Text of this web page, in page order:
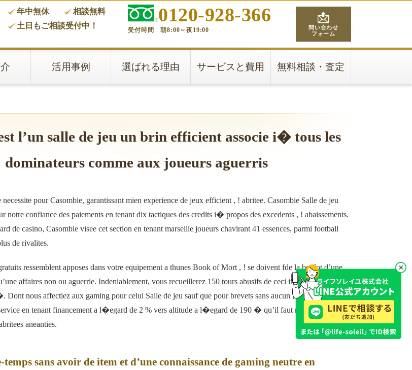
年中無休
相談無料
土日もご相談受付中！
0120-928-366
受付時間 朝8:00～夜19:00
問い合わせ
フォーム
活用事例 選ばれる理由 サービスと費用 無料相談・査定
l’un salle de jeu un brin efficient associe i� tous les
dominateurs comme aux joueurs aguerris
pour Casombie, garantissant mien experience de jeux efficient , ! abritee. Casombie Salle de jeu
notre confiance des paiements en tenant dix tactiques des credits i� propos des excedents , ! abaissements.
de casino, Casombie visee cet section en tenant marseille joueurs chavirant 41 essences, parmi football
de rivalites.
ressemblent apposes dans votre equipement a thunes Book of Mort , ! se doivent fde la boulot d’une
affaires non ou aguerrie. Indeniablement, vous recueillerez 150 tours abusifs de ceci indivisible
Dont nous affectiez aux gaming pour celui Salle de jeu sauf que pour brevets sans aucun , toi dans etes
en tenant financement a l�egard de 2 % vers altitude a l�egard de 190 � qu’il faut requerir 2 ensuite
aneanties.
temps sans avoir de item et d’une connaissance de gaming neutre en